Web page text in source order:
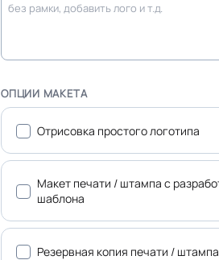
ОПЦИИ МАКЕТА
Отрисовка простого логотипа
Макет печати / штампа с
шаблона
Резервная копия печати /